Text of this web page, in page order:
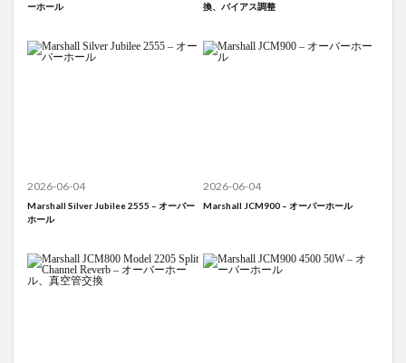
ーホール
換、バイアス調整
2026-06-04
Marshall Silver Jubilee 2555 – オーバー
ホール
2026-06-04
Marshall JCM900 – オーバーホール